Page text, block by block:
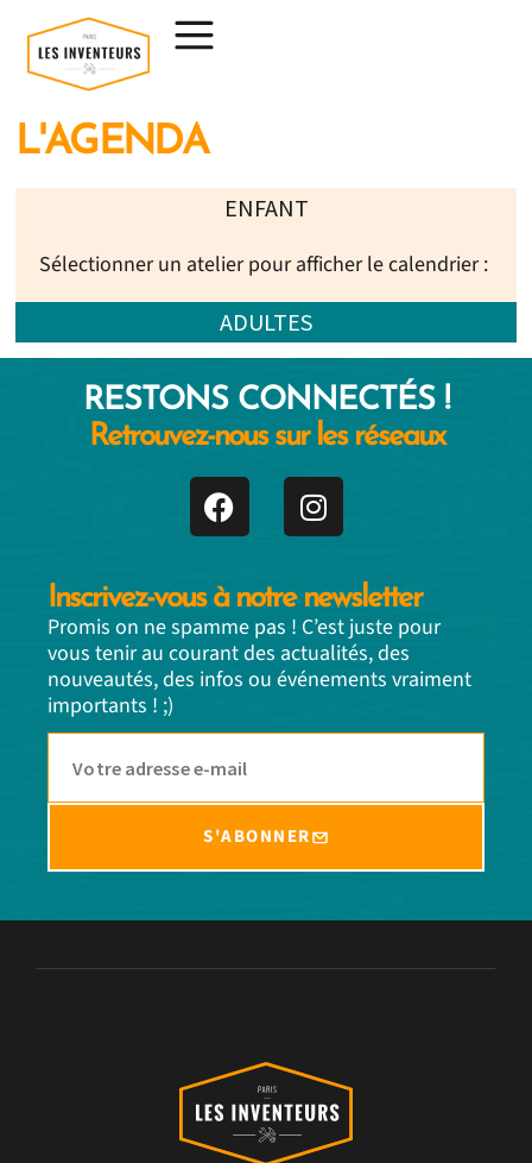
L'AGENDA
ENFANT
ADULTES
Sélectionner un atelier pour afficher le calendrier :
RESTONS CONNECTÉS !
Retrouvez-nous sur les réseaux
Inscrivez-vous à notre newsletter
Promis on ne spamme pas ! C’est juste pour
vous tenir au courant des actualités, des
nouveautés, des infos ou événements vraiment
importants ! ;)
S'ABONNER